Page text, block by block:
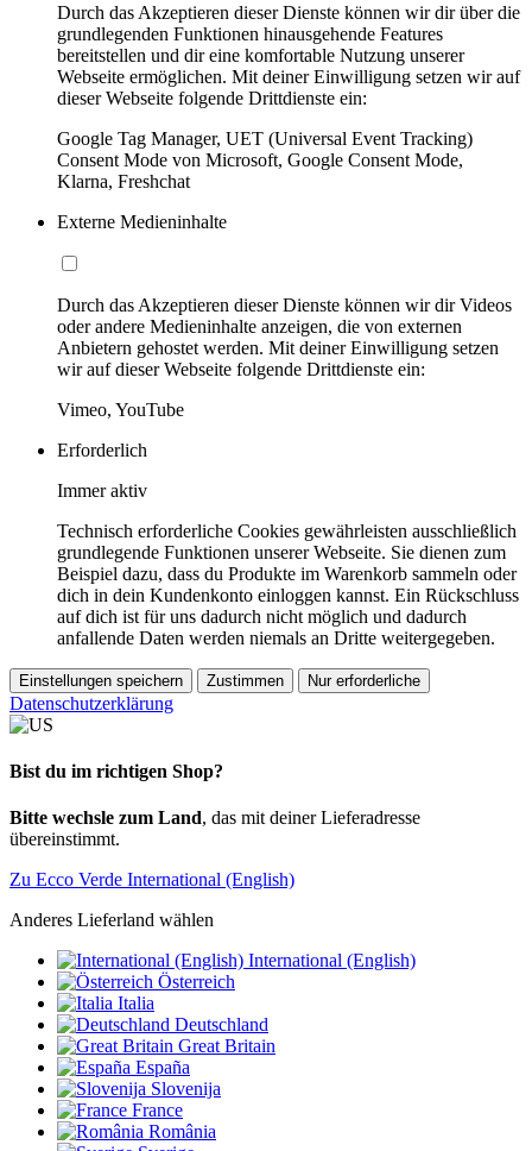
Durch das Akzeptieren dieser Dienste können wir dir über die
grundlegenden Funktionen hinausgehende Features
bereitstellen und dir eine komfortable Nutzung unserer
Webseite ermöglichen. Mit deiner Einwilligung setzen wir auf
dieser Webseite folgende Drittdienste ein:
Google Tag Manager, UET (Universal Event Tracking)
Consent Mode von Microsoft, Google Consent Mode,
Klarna, Freshchat
Externe Medieninhalte
Durch das Akzeptieren dieser Dienste können wir dir Videos
oder andere Medieninhalte anzeigen, die von externen
Anbietern gehostet werden. Mit deiner Einwilligung setzen
wir auf dieser Webseite folgende Drittdienste ein:
Vimeo, YouTube
Erforderlich
Immer aktiv
Technisch erforderliche Cookies gewährleisten ausschließlich
grundlegende Funktionen unserer Webseite. Sie dienen zum
Beispiel dazu, dass du Produkte im Warenkorb sammeln oder
dich in dein Kundenkonto einloggen kannst. Ein Rückschluss
auf dich ist für uns dadurch nicht möglich und dadurch
anfallende Daten werden niemals an Dritte weitergegeben.
Einstellungen speichern Zustimmen Nur erforderliche
Datenschutzerklärung
Bist du im richtigen Shop?
Bitte wechsle zum Land, das mit deiner Lieferadresse
übereinstimmt.
Zu Ecco Verde International (English)
Anderes Lieferland wählen
International (English)
Österreich
Italia
Deutschland
Great Britain
España
Slovenija
France
România